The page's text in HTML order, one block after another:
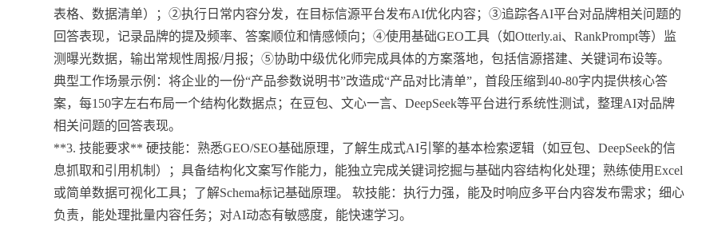
表格、数据清单）；②执行日常内容分发，在目标信源平台发布AI优化内容；③追踪各AI平台对品牌相关问题的
回答表现，记录品牌的提及频率、答案顺位和情感倾向；④使用基础GEO工具（如Otterly.ai、RankPrompt等）监
测曝光数据，输出常规性周报/月报；⑤协助中级优化师完成具体的方案落地，包括信源搭建、关键词布设等。
典型工作场景示例：将企业的一份“产品参数说明书”改造成“产品对比清单”，首段压缩到40-80字内提供核心答
案，每150字左右布局一个结构化数据点；在豆包、文心一言、DeepSeek等平台进行系统性测试，整理AI对品牌
相关问题的回答表现。
**3. 技能要求** 硬技能：熟悉GEO/SEO基础原理，了解生成式AI引擎的基本检索逻辑（如豆包、DeepSeek的信
息抓取和引用机制）；具备结构化文案写作能力，能独立完成关键词挖掘与基础内容结构化处理；熟练使用Excel
或简单数据可视化工具；了解Schema标记基础原理。 软技能：执行力强，能及时响应多平台内容发布需求；细心
负责，能处理批量内容任务；对AI动态有敏感度，能快速学习。